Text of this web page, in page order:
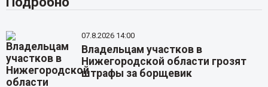
07.8.2026 14:00
Владельцам участков в
Нижегородской области грозят
штрафы за борщевик